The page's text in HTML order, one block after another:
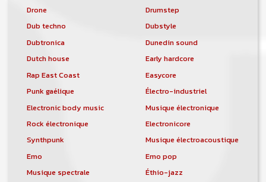
Drone
Drumstep
Dub techno
Dubstyle
Dubtronica
Dunedin sound
Dutch house
Early hardcore
Rap East Coast
Easycore
Punk gaélique
Électro-industriel
Electronic body music
Musique électronique
Rock électronique
Electronicore
Synthpunk
Musique électroacoustique
Emo
Emo pop
Musique spectrale
Éthio-jazz